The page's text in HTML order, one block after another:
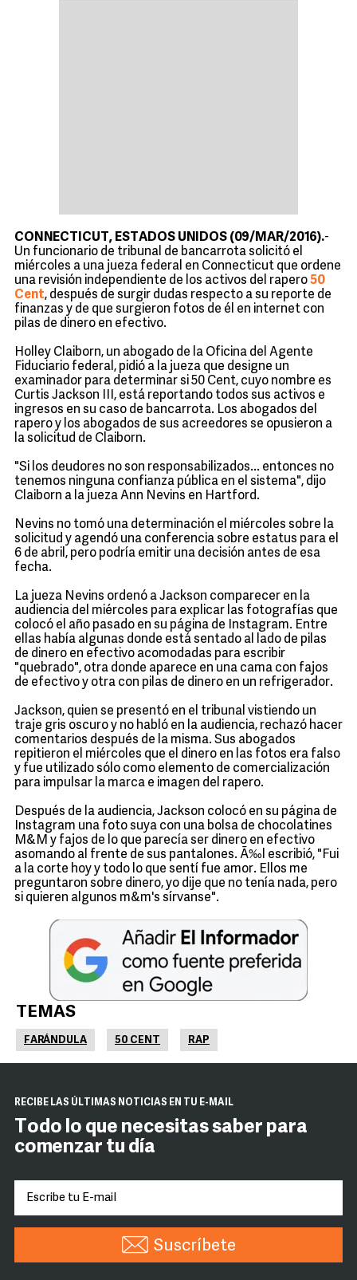
CONNECTICUT, ESTADOS UNIDOS (09/MAR/2016).-
Un funcionario de tribunal de bancarrota solicitó el
miércoles a una jueza federal en Connecticut que ordene
una revisión independiente de los activos del rapero50
Cent, después de surgir dudas respecto a su reporte de
finanzas y de que surgieron fotos de él en internet con
pilas de dinero en efectivo.
Holley Claiborn, un abogado de la Oficina del Agente
Fiduciario federal, pidió a la jueza que designe un
examinador para determinar si 50 Cent, cuyo nombre es
Curtis Jackson III, está reportando todos sus activos e
ingresos en su caso de bancarrota. Los abogados del
rapero y los abogados de sus acreedores se opusieron a
la solicitud de Claiborn.
"Si los deudores no son responsabilizados... entonces no
tenemos ninguna confianza pública en el sistema", dijo
Claiborn a la jueza Ann Nevins en Hartford.
Nevins no tomó una determinación el miércoles sobre la
solicitud y agendó una conferencia sobre estatus para el
6 de abril, pero podría emitir una decisión antes de esa
fecha.
La jueza Nevins ordenó a Jackson comparecer en la
audiencia del miércoles para explicar las fotografías que
colocó el año pasado en su página de Instagram. Entre
ellas había algunas donde está sentado al lado de pilas
de dinero en efectivo acomodadas para escribir
"quebrado", otra donde aparece en una cama con fajos
de efectivo y otra con pilas de dinero en un refrigerador.
Jackson, quien se presentó en el tribunal vistiendo un
traje gris oscuro y no habló en la audiencia, rechazó hacer
comentarios después de la misma. Sus abogados
repitieron el miércoles que el dinero en las fotos era falso
y fue utilizado sólo como elemento de comercialización
para impulsar la marca e imagen del rapero.
Después de la audiencia, Jackson colocó en su página de
Instagram una foto suya con una bolsa de chocolatines
M&M y fajos de lo que parecía ser dinero en efectivo
asomando al frente de sus pantalones. Ã‰l escribió, "Fui
a la corte hoy y todo lo que sentí fue amor. Ellos me
preguntaron sobre dinero, yo dije que no tenía nada, pero
si quieren algunos m&m's sírvanse".
TEMAS
FARÁNDULA 50 CENT RAP
RECIBE LAS ÚLTIMAS NOTICIAS EN TU E-MAIL
Todo lo que necesitas saber para
comenzar tu día
Suscríbete